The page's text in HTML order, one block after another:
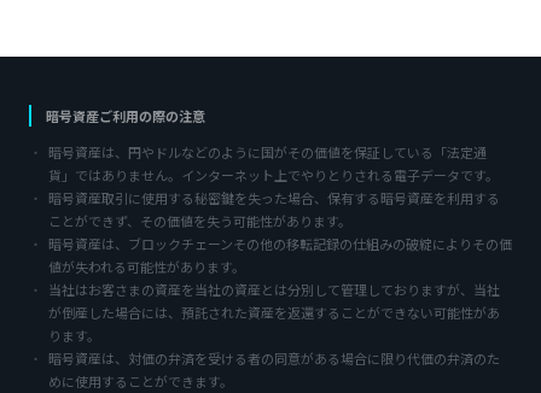
暗号資産ご利用の際の注意
暗号資産は、円やドルなどのように国がその価値を保証している「法定通
貨」ではありません。インターネット上でやりとりされる電子データです。
暗号資産取引に使用する秘密鍵を失った場合、保有する暗号資産を利用する
ことができず、その価値を失う可能性があります。
暗号資産は、ブロックチェーンその他の移転記録の仕組みの破綻によりその価
値が失われる可能性があります。
当社はお客さまの資産を当社の資産とは分別して管理しておりますが、当社
が倒産した場合には、預託された資産を返還することができない可能性があ
ります。
暗号資産は、対価の弁済を受ける者の同意がある場合に限り代価の弁済のた
めに使用することができます。